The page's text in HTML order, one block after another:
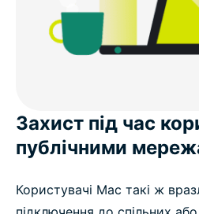
Захист під час
публічними
Користувачі Мас такі ж